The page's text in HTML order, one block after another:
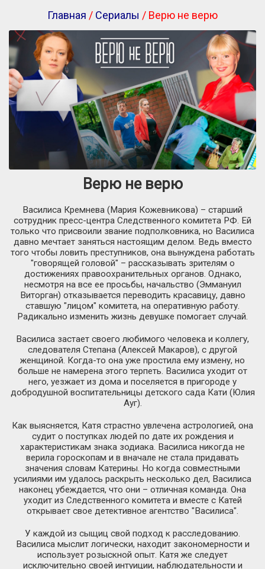
Главная / Сериалы / Верю не верю
Верю не верю
Василиса Кремнева (Мария Кожевникова) – старший
сотрудник пресс-центра Следственного комитета РФ. Ей
только что присвоили звание подполковника, но Василиса
давно мечтает заняться настоящим делом. Ведь вместо
того чтобы ловить преступников, она вынуждена работать
"говорящей головой" – рассказывать зрителям о
достижениях правоохранительных органов. Однако,
несмотря на все ее просьбы, начальство (Эммануил
Виторган) отказывается переводить красавицу, давно
ставшую "лицом" комитета, на оперативную работу.
Радикально изменить жизнь девушке помогает случай.
Василиса застает своего любимого человека и коллегу,
следователя Степана (Алексей Макаров), с другой
женщиной. Когда-то она уже простила ему измену, но
больше не намерена этого терпеть. Василиса уходит от
него, уезжает из дома и поселяется в пригороде у
добродушной воспитательницы детского сада Кати (Юлия
Ауг).
Как выясняется, Катя страстно увлечена астрологией, она
судит о поступках людей по дате их рождения и
характеристикам знака зодиака. Василиса никогда не
верила гороскопам и в вначале не стала придавать
значения словам Катерины. Но когда совместными
усилиями им удалось раскрыть несколько дел, Василиса
наконец убеждается, что они – отличная команда. Она
уходит из Следственного комитета и вместе с Катей
открывает свое детективное агентство "Василиса".
У каждой из сыщиц свой подход к расследованию.
Василиса мыслит логически, находит закономерности и
использует розыскной опыт. Катя же следует
исключительно своей интуиции, наблюдательности и